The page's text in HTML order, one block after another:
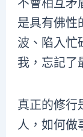
是具有佛性
波、陷入忙
我，忘記了
真正的修行
人，如何做